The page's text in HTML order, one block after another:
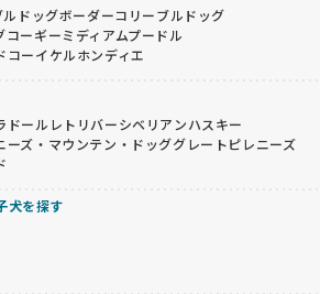
ドッグボーダーコリーブルドッグ
コーギーミディアムプードル
コーイケルホンディエ
ドールレトリバーシベリアンハスキー
ーズ・マウンテン・ドッググレートピレニーズ
犬を探す